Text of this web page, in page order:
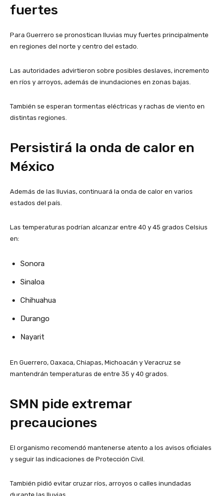
fuertes
Para Guerrero se pronostican lluvias muy fuertes principalmente
en regiones del norte y centro del estado.
Las autoridades advirtieron sobre posibles deslaves, incremento
en ríos y arroyos, además de inundaciones en zonas bajas.
También se esperan tormentas eléctricas y rachas de viento en
distintas regiones.
Persistirá la onda de calor en
México
Además de las lluvias, continuará la onda de calor en varios
estados del país.
Las temperaturas podrían alcanzar entre 40 y 45 grados Celsius
en:
Sonora
Sinaloa
Chihuahua
Durango
Nayarit
En Guerrero, Oaxaca, Chiapas, Michoacán y Veracruz se
mantendrán temperaturas de entre 35 y 40 grados.
SMN pide extremar
precauciones
El organismo recomendó mantenerse atento a los avisos oficiales
y seguir las indicaciones de Protección Civil.
También pidió evitar cruzar ríos, arroyos o calles inundadas